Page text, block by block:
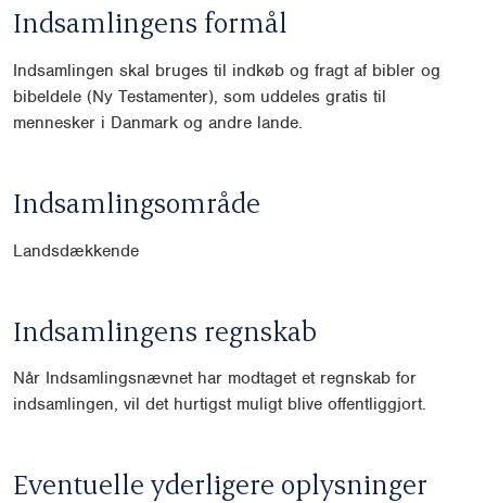
Indsamlingens formål
Indsamlingen skal bruges til indkøb og fragt af bibler og
bibeldele (Ny Testamenter), som uddeles gratis til
mennesker i Danmark og andre lande.
Indsamlingsområde
Landsdækkende
Indsamlingens regnskab
Når Indsamlingsnævnet har modtaget et regnskab for
indsamlingen, vil det hurtigst muligt blive offentliggjort.
Eventuelle yderligere oplysninger